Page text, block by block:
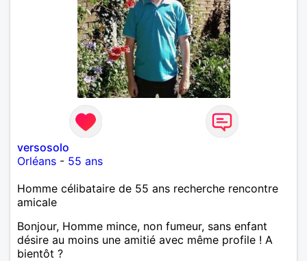
versosolo
Orléans - 55 ans
Homme célibataire de 55 ans recherche rencontre
amicale
Bonjour, Homme mince, non fumeur, sans enfant
désire au moins une amitié avec même profile ! A
bientôt ?